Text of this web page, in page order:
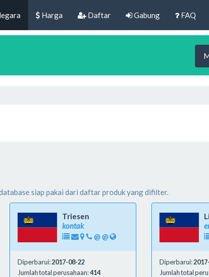
Harga Daftar Gabung FAQ
siap pakai dari daftar produk yang difilter.
Triesen
kontak
@ @
Diperbarui:2017-08-22
Jumlah total perusahaan:414
Diperbarui:
Jumlah total